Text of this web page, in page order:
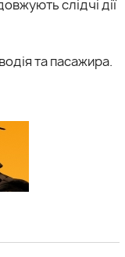
слідчі дії
та пасажира.